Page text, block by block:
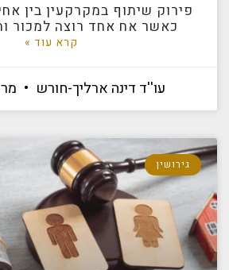
פירוק שיתוף במקרקעין בין
כאשר אח אחד רוצה למכור
קרא עוד »
עו''ד דינה ארליך-חורש מרץ
גירושין